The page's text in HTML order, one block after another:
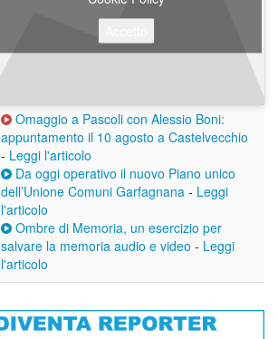
Omaggio a Pascoli con Alessio Boni:
appuntamento il 10 agosto a Castelvecchio
- Leggi l'articolo
Da oggi operativo il nuovo Piano unico
dell’Unione Comuni Garfagnana - Leggi
l'articolo
Ombre di Memoria, un esercizio per
salvare la memoria audio e video - Leggi
l'articolo